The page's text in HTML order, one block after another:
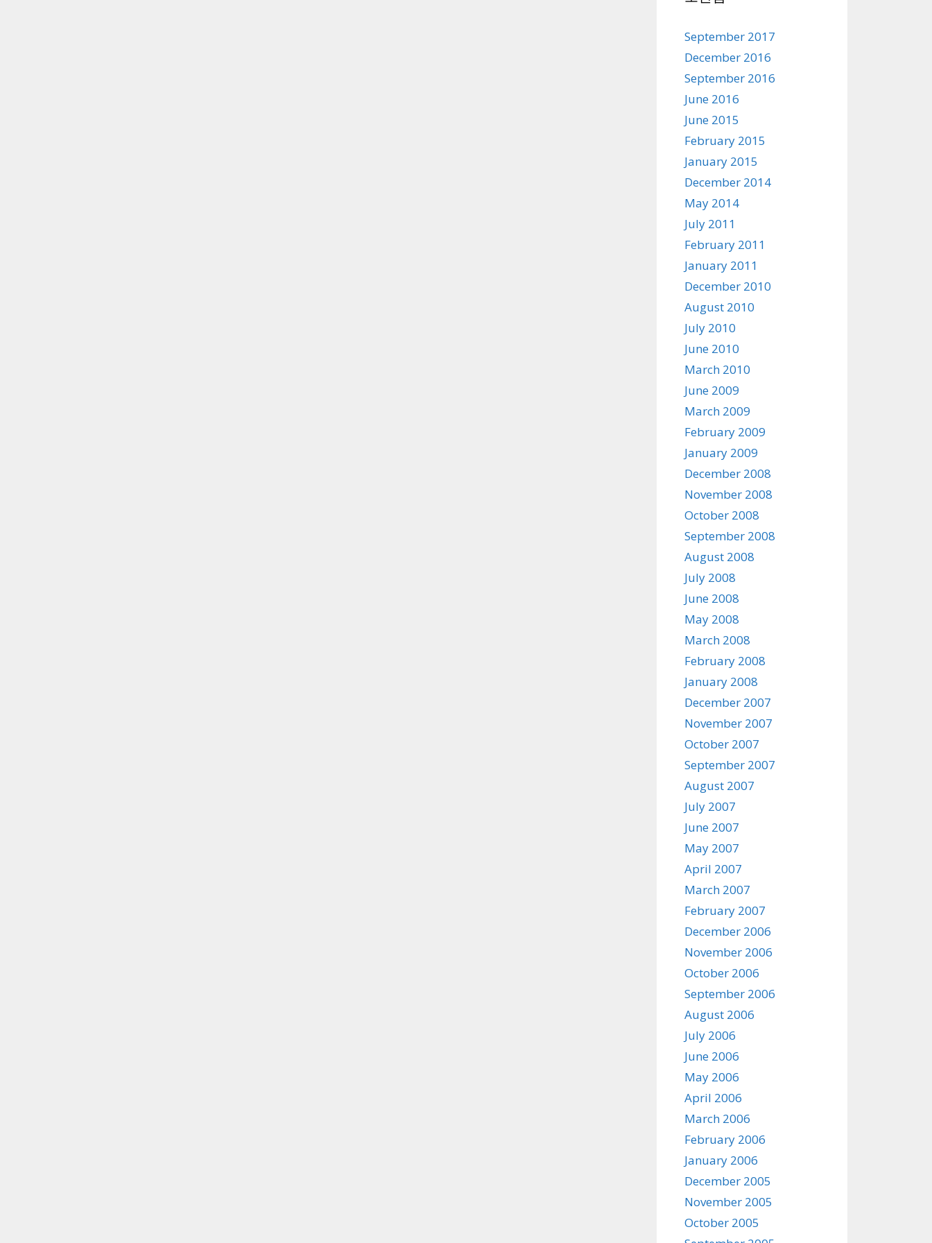
September 2017
December 2016
September 2016
June 2016
June 2015
February 2015
January 2015
December 2014
May 2014
July 2011
February 2011
January 2011
December 2010
August 2010
July 2010
June 2010
March 2010
June 2009
March 2009
February 2009
January 2009
December 2008
November 2008
October 2008
September 2008
August 2008
July 2008
June 2008
May 2008
March 2008
February 2008
January 2008
December 2007
November 2007
October 2007
September 2007
August 2007
July 2007
June 2007
May 2007
April 2007
March 2007
February 2007
December 2006
November 2006
October 2006
September 2006
August 2006
July 2006
June 2006
May 2006
April 2006
March 2006
February 2006
January 2006
December 2005
November 2005
October 2005